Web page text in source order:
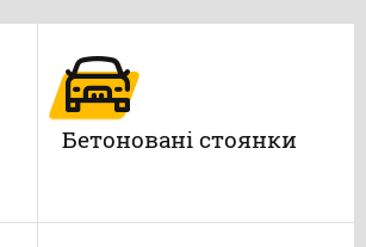
Бетоновані стоянки